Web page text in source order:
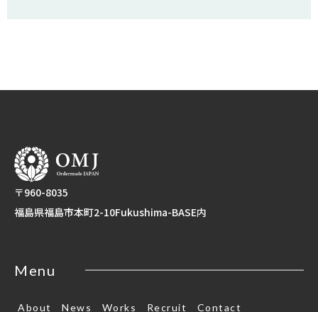
〒960-8035
福島県福島市本町2-10Fukushima-BASE内
Menu
About News Works Recruit Contact